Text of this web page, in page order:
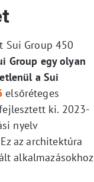
Sui Group 450
Group egy olyan
a Sui
elsőréteges
ki. 2023-
nyelv
az architektúra
alkalmazásokhoz